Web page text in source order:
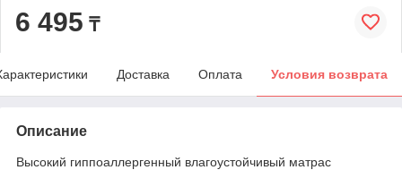
6 495 ₸
Доставка Оплата Условия возврата
Описание
Высокий гиппоаллергенный влагоустойчивый матрас